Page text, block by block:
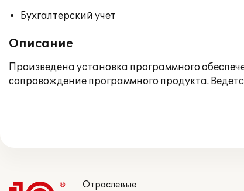
Бухгалтерский учет
Описание
Произведена установка программного
сопровождение программного продукта.
Отраслевые